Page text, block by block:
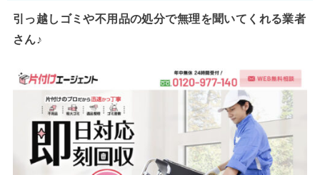
引っ越しゴミや不用品の処分で無理を聞いてくれる業者
さん♪